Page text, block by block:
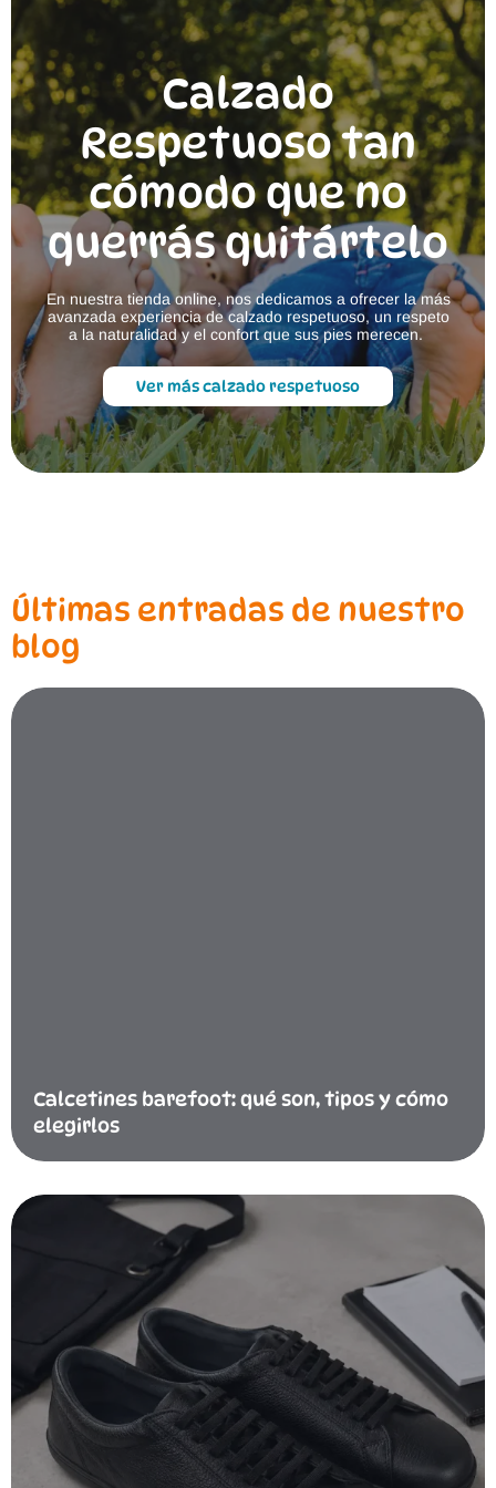
Calzado
Respetuoso tan
cómodo que no
querrás quitártelo
En nuestra tienda online, nos dedicamos a ofrecer la más
avanzada experiencia de calzado respetuoso, un respeto
a la naturalidad y el confort que sus pies merecen.
Ver más calzado respetuoso
Últimas entradas de nuestro
blog
Calcetines barefoot: qué son, tipos y cómo
elegirlos